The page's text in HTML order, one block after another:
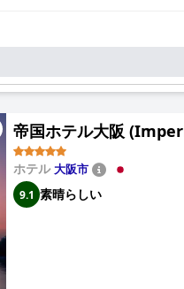
帝国ホテル大阪
ホテル大阪市
9.1 素晴らしい